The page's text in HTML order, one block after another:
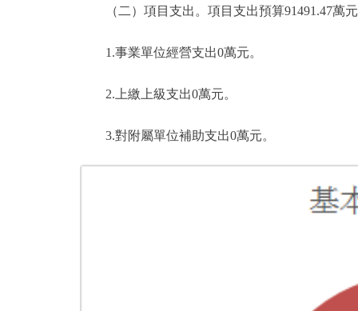
（二）項目支出。項目支出預算91491.47萬元
1.事業單位經營支出0萬元。
2.上繳上級支出0萬元。
3.對附屬單位補助支出0萬元。